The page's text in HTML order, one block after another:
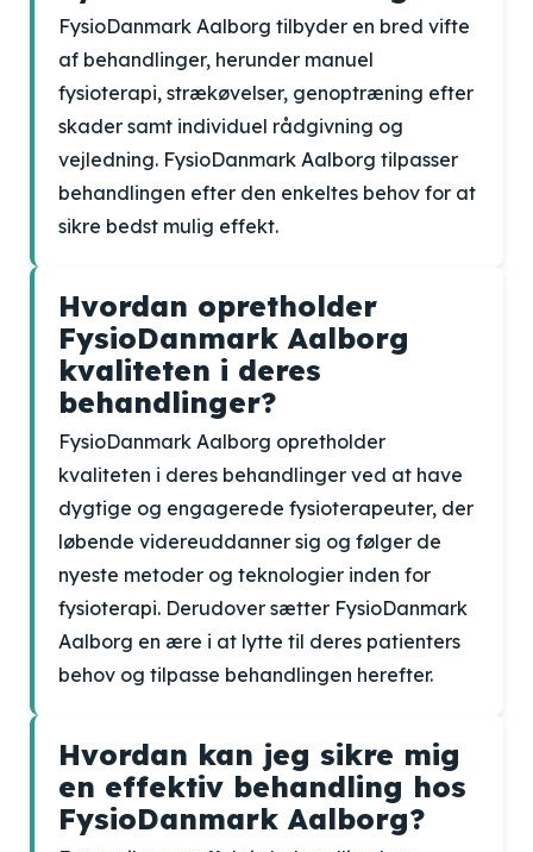
FysioDanmark Aalborg tilbyder en bred vifte
af behandlinger, herunder manuel
fysioterapi, strækøvelser, genoptræning efter
skader samt individuel rådgivning og
vejledning. FysioDanmark Aalborg tilpasser
behandlingen efter den enkeltes behov for at
sikre bedst mulig effekt.
Hvordan opretholder
FysioDanmark Aalborg
kvaliteten i deres
behandlinger?
FysioDanmark Aalborg opretholder
kvaliteten i deres behandlinger ved at have
dygtige og engagerede fysioterapeuter, der
løbende videreuddanner sig og følger de
nyeste metoder og teknologier inden for
fysioterapi. Derudover sætter FysioDanmark
Aalborg en ære i at lytte til deres patienters
behov og tilpasse behandlingen herefter.
Hvordan kan jeg sikre mig
en effektiv behandling hos
FysioDanmark Aalborg?